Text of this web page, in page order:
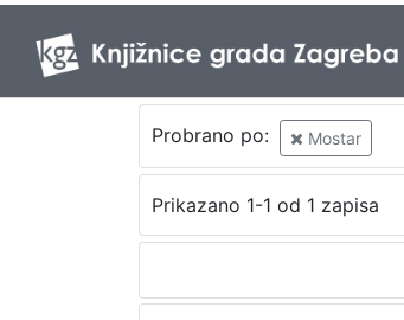
Probrano po: Mostar
Prikazano 1-1 od 1 zapisa